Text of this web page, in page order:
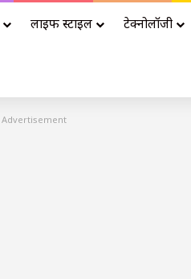
लाइफ स्टाइल टेक्नोलॉजी
Advertisement